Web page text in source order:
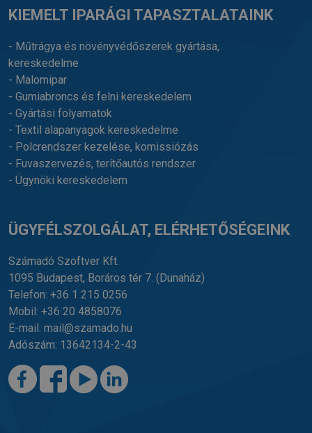
KIEMELT IPARÁGI TAPASZTALATAINK
- Műtrágya és növényvédőszerek gyártása,
kereskedelme
- Malomipar
- Gumiabroncs és felni kereskedelem
- Gyártási folyamatok
- Textil alapanyagok kereskedelme
- Polcrendszer kezelése, komissiózás
- Fuvaszervezés, terítőautós rendszer
- Ügynöki kereskedelem
ÜGYFÉLSZOLGÁLAT, ELÉRHETŐSÉGEINK
Számadó Szoftver Kft.
1095 Budapest, Boráros tér 7. (Dunaház)
Telefon: +36 1 215 0256
Mobil: +36 20 4858076
E-mail: mail@szamado.hu
Adószám: 13642134-2-43